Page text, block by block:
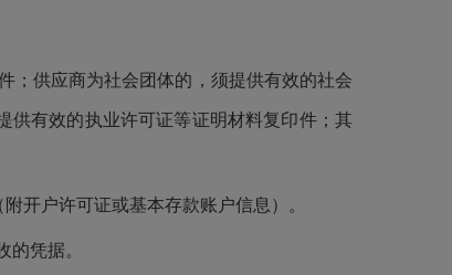
供应商为社会团体的，须提供有效的社会
供有效的执业许可证等证明材料复印件；其
开户许可证或基本存款账户信息）。
凭据。